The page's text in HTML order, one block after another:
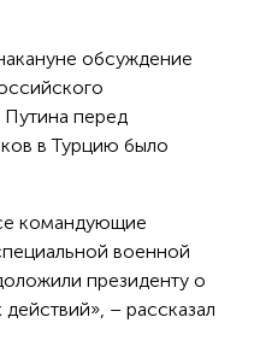
обсуждение
Путина перед
в Турцию было
командующие
военной
президенту о
– рассказал